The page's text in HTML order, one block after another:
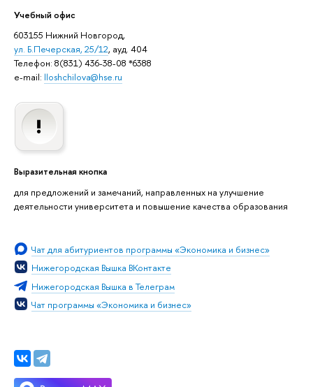
Учебный офис
603155 Нижний Новгород,
ул. Б.Печерская, 25/12, ауд. 404
Телефон: 8(831) 436-38-08 *6388
e-mail: lloshchilova@hse.ru
Выразительная кнопка
для предложений и замечаний, направленных на улучшение
деятельности университета и повышение качества образования
Чат для абитуриентов программы «Экономика и бизнес»
Нижегородская Вышка ВКонтакте
Нижегородская Вышка в Телеграм
Чат программы «Экономика и бизнес»